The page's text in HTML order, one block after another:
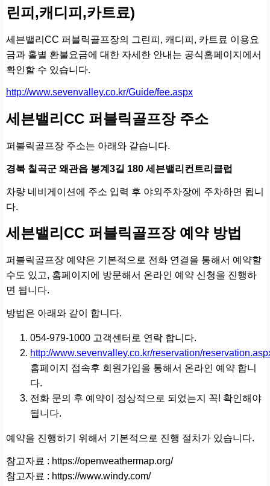
린피,캐디피,카트료)
세븐밸리CC 퍼블릭골프장의 그린피, 캐디피, 카트료 이용요
금과 홀별 환불요금에 대한 자세한 안내는 공식홈페이지에서
확인할 수 있습니다.
http://www.sevenvalley.co.kr/Guide/fee.aspx
세븐밸리CC 퍼블릭골프장 주소
퍼블릭골프장 주소는 아래와 같습니다.
경북 칠곡군 왜관읍 봉계3길 180 세븐밸리컨트리클럽
차량 네비게이션에 주소 입력 후 야외주차장에 주차하면 됩니
다.
세븐밸리CC 퍼블릭골프장 예약 방법
퍼블릭골프장 예약은 기본적으로 전화 연결을 통해서 예약할
수도 있고, 홈페이지에 방문해서 온라인 예약 신청을 진행하
면 됩니다.
방법은 아래와 같이 합니다.
054-979-1000 고객센터로 연락 합니다.
http://www.sevenvalley.co.kr/reservation/
홈페이지 접속후 회원가입을 통해서 온라인 예약 합니
다.
전화 문의 후 예약이 정상적으로 되었는지 꼭! 확인해야
됩니다.
예약을 진행하기 위해서 기본적으로 진행 절차가 있습니다.
참고자료 : https://openweathermap.org/
참고자료 : https://www.windy.com/